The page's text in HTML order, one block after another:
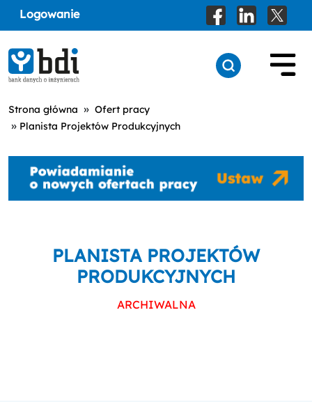
Logowanie
Strona główna » Ofert pracy
» Planista Projektów Produkcyjnych
PLANISTA PROJEKTÓW
PRODUKCYJNYCH
ARCHIWALNA